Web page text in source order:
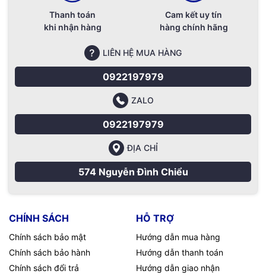
Thanh toán
khi nhận hàng
Cam kết uy tín
hàng chính hãng
LIÊN HỆ MUA HÀNG
0922197979
ZALO
0922197979
ĐỊA CHỈ
574 Nguyễn Đình Chiểu
CHÍNH SÁCH
Chính sách bảo mật
Chính sách bảo hành
Chính sách đổi trả
HỖ TRỢ
Hướng dẫn mua hàng
Hướng dẫn thanh toán
Hướng dẫn giao nhận